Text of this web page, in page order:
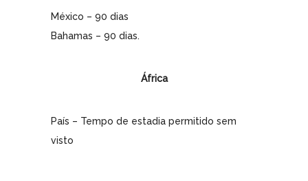
México – 90 dias
Bahamas – 90 dias.
África
País – Tempo de estadia permitido sem
visto